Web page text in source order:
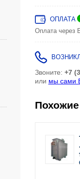
ОПЛАТА
Оплата через
Звоните: +7
или мы сами